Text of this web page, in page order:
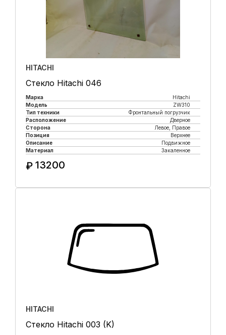
HITACHI
Стекло Hitachi 046
Марка
Hitachi
Модель
ZW310
Тип техники
Фронтальный погрузчик
Расположение
Дверное
Сторона
Левое, Правое
Позиция
Верхнее
Описание
Подвижное
Материал
Закаленное
₽ 13200
HITACHI
Стекло Hitachi 003 (K)